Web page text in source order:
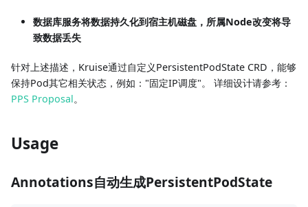
数据库服务将数据持久化到宿主机磁盘，所属Node改变将导
致数据丢失
针对上述描述，Kruise通过自定义PersistentPodState CRD，能够
保持Pod其它相关状态，例如："固定IP调度"。 详细设计请参考：
PPS Proposal。
Usage
Annotations自动生成PersistentPodState